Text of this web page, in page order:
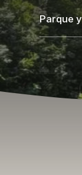
Pasar
al
contenido
principal
Parque